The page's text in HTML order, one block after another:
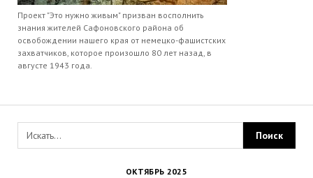
Проект "Это нужно живым" призван восполнить
знания жителей Сафоновского района об
освобождении нашего края от немецко-фашистских
захватчиков, которое произошло 80 лет назад, в
августе 1943 года.
ОКТЯБРЬ 2025